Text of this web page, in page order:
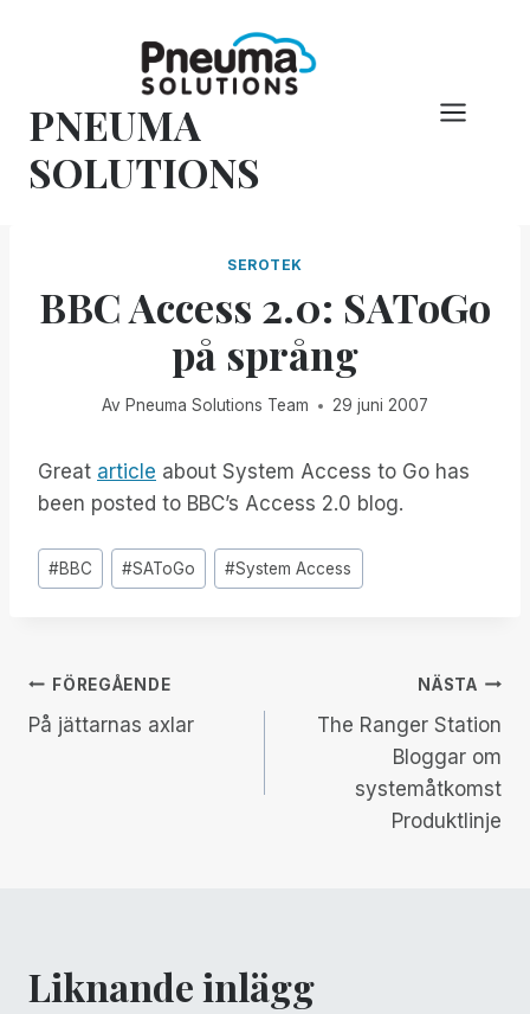
PNEUMA
SOLUTIONS
SEROTEK
BBC Access 2.0: SAToGo
på språng
Av Pneuma Solutions Team 29 juni 2007
Great article about System Access to Go has
been posted to BBC’s Access 2.0 blog.
Inlägg
Taggar:
#BBC #SAToGo #System Access
Inläggsnavigering
FÖREGÅENDE
På jättarnas axlar
NÄSTA
The Ranger Station
Bloggar om
systemåtkomst
Produktlinje
Liknande inlägg